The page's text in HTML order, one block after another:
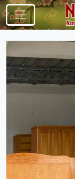
Điều Hướng